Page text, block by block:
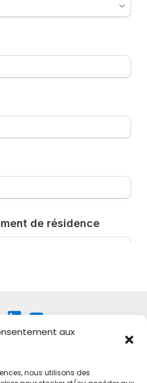
aux
nous utilisons des